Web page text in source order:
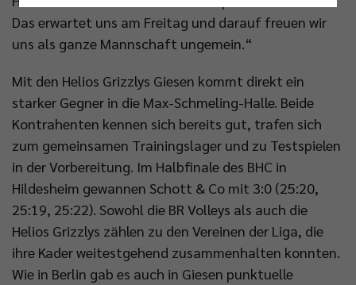
Das erwartet uns am Freitag und darauf freuen wir
uns als ganze Mannschaft ungemein.“
Mit den Helios Grizzlys Giesen kommt direkt ein
starker Gegner in die Max-Schmeling-Halle. Beide
Kontrahenten kennen sich bereits gut, trafen sich
zum gemeinsamen Trainingslager und zu Testspielen
in der Vorbereitung. Im Halbfinale des BHC in
Hildesheim gewannen Schott & Co mit 3:0 (25:20,
25:19, 25:22). Sowohl die BR Volleys als auch die
Helios Grizzlys zählen zu den Vereinen der Liga, die
ihre Kader weitestgehend zusammenhalten konnten.
Wie in Berlin gab es auch in Giesen punktuelle
Nur essenzielle Cookies akzeptieren